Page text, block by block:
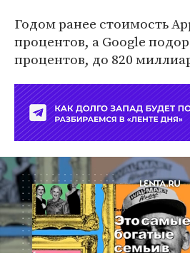
Годом ранее стоимость
процентов, а Google
процентов, до 820